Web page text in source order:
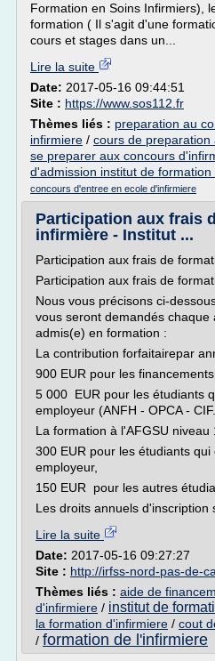
Formation en Soins Infirmiers),
formation ( Il s'agit d'une
cours et stages dans un...
Lire la suite
Date: 2017-05-16 09:44:51
Site : https://www.sos112.fr
Thèmes liés : preparation au
infirmiere / cours de
se preparer aux concours
d'admission institut de
concours d'entree en ecole d'infirmiere
Participation aux frais
infirmière - Institut ...
Participation aux frais de
Participation aux frais de
Nous vous précisons ci-
vous seront demandés chaque
admis(e) en formation :
La contribution forfaitairepar
900 EUR pour les
5 000 EUR pour les étudiants
employeur (ANFH - OPCA -
La formation à l'AFGSU niveau
300 EUR pour les étudiants
employeur,
150 EUR pour les autres
Les droits annuels d'inscription
Lire la suite
Date: 2017-05-16 09:27:27
Site : http://irfss-nord-pas-de-
Thèmes liés : aide de
d'infirmiere / institut de
la formation d'infirmiere / cout
/ formation de l'infirmiere